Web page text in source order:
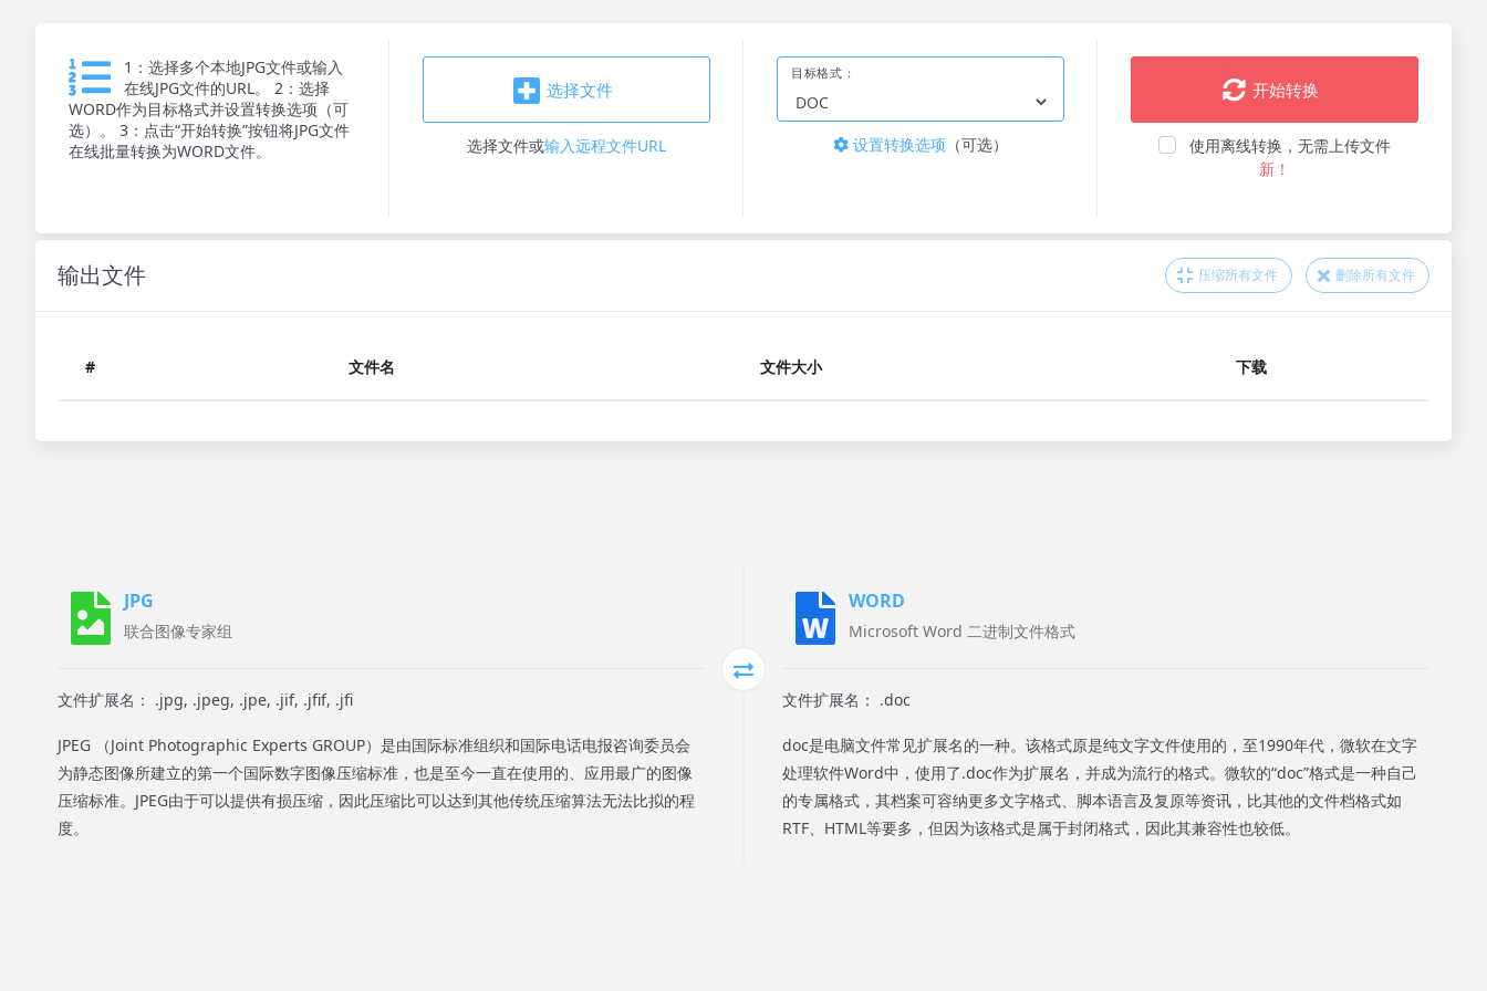
1：选择多个本地JPG文件或输入
在线JPG文件的URL。 2：选择
WORD作为目标格式并设置转换选项（可
选）。 3：点击“开始转换”按钮将JPG文件
在线批量转换为WORD文件。
选择文件
选择文件或输入远程文件URL
目标格式：
设置转换选项 （可选）
开始转换
使用离线转换，无需上传文件
新！
输出文件 压缩所有文件 删除所有文件
# 文件名 文件大小 下载
JPG
联合图像专家组
文件扩展名： .jpg, .jpeg, .jpe, .jif, .jfif, .jfi
JPEG （Joint Photographic Experts GROUP）是由国际标准组织和国际电话电报咨询委员会
为静态图像所建立的第一个国际数字图像压缩标准，也是至今一直在使用的、应用最广的图像
压缩标准。JPEG由于可以提供有损压缩，因此压缩比可以达到其他传统压缩算法无法比拟的程
度。
WORD
Microsoft Word 二进制文件格式
文件扩展名： .doc
doc是电脑文件常见扩展名的一种。该格式原是纯文字文件使用的，至1990年代，微软在文字
处理软件Word中，使用了.doc作为扩展名，并成为流行的格式。微软的“doc”格式是一种自己
的专属格式，其档案可容纳更多文字格式、脚本语言及复原等资讯，比其他的文件档格式如
RTF、HTML等要多，但因为该格式是属于封闭格式，因此其兼容性也较低。